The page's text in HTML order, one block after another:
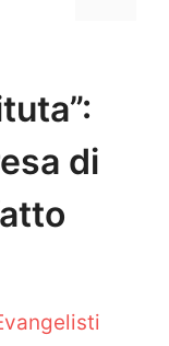
di